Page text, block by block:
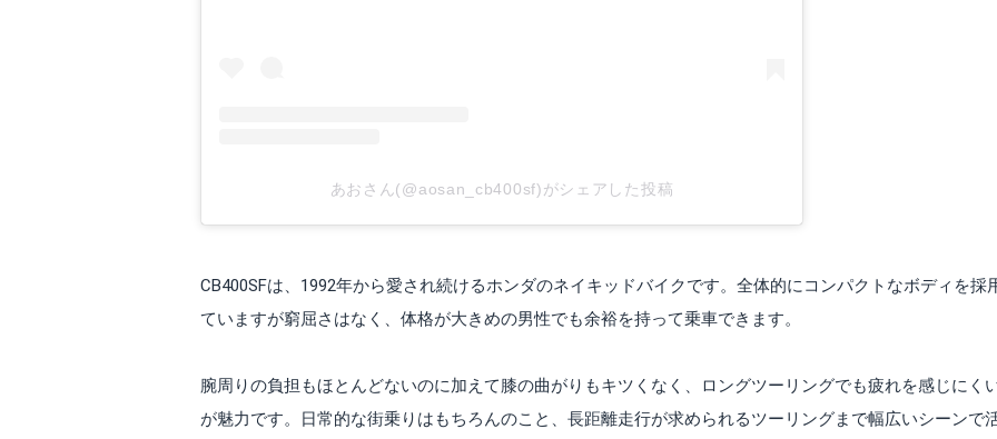
あおさん(@aosan_cb400sf)がシェアした投稿
CB400SFは、1992年から愛され続けるホンダのネイキッドバイクです。全体的にコンパクトなボディを採
ていますが窮屈さはなく、体格が大きめの男性でも余裕を持って乗車できます。
腕周りの負担もほとんどないのに加えて膝の曲がりもキツくなく、ロングツーリングでも疲れを感じにく
が魅力です。日常的な街乗りはもちろんのこと、長距離走行が求められるツーリングまで幅広いシーンで